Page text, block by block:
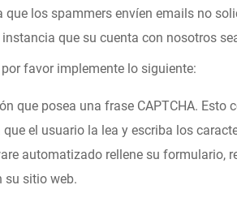
que los spammers envíen emails no
que su cuenta con nosotros
favor implemente lo siguiente:
que posea una frase CAPTCHA. Esto
el usuario la lea y escriba los
automatizado rellene su formulario,
su sitio web.